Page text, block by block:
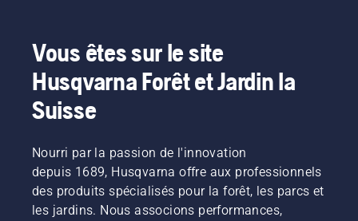
Vous êtes sur le site
Husqvarna Forêt et Jardin la
Suisse
Nourri par la passion de l'innovation
depuis 1689, Husqvarna offre aux professionnels
des produits spécialisés pour la forêt, les parcs et
les jardins. Nous associons performances,